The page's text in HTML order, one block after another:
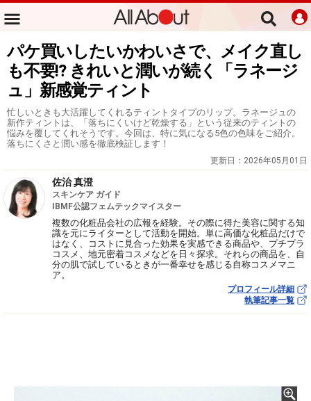
パケ買いしたいかわいさで、メイク直し
も不要!? きれいと潤いが続く「ラネージ
ュ」新感覚ティント
忙しいときも大活躍してくれるティントタイプのリップ。ラネージュの
新作ティントは、「落ちにくいけど乾燥する」という従来のティントの
悩みを覆してくれそうです。今回は、特に気になる5色の色味をご紹介。
落ちにくさと潤い感を徹底検証します！
更新日： 2026年05月01日
佐治 真澄
スキンケア ガイド
IBMF公認フェムテックマイスター
複数の化粧品会社の広報を経験。その際に得た美容に関する知
識を元にライターとして活動を開始。単に高価な化粧品だけで
はなく、コストに見合った効果を実感できる商品や、プチプラ
コスメ、地元密着コスメなどを日々探求。それらの商品を、自
分の肌で試しているときが一番幸せを感じる自称コスメマニ
ア。
プロフィール詳細
執筆記事一覧